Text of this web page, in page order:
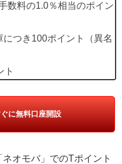
数料の1.0％相当のポイン
につき100ポイント（異名
ト
に無料口座開設
オモバ」でのTポイント